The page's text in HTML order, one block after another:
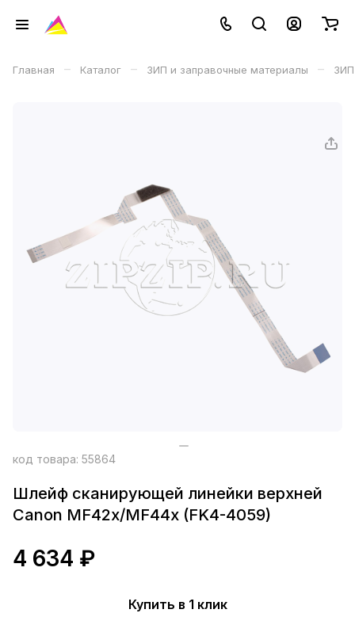
Главная – Каталог – ЗИП и заправочные материалы – ЗИП
код товара: 55864
Шлейф сканирующей линейки верхней
Canon MF42x/MF44x (FK4-4059)
4 634 ₽
Купить в 1 клик